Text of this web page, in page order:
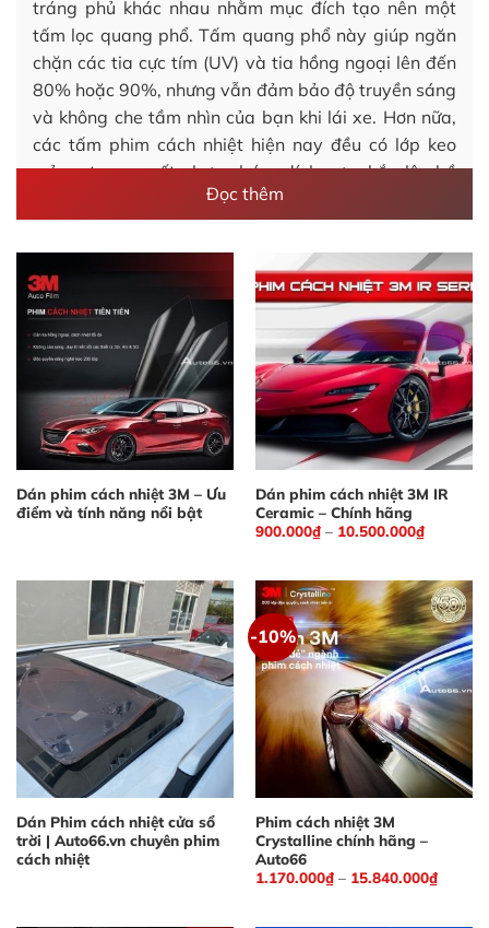
tráng phủ khác nhau nhằm mục đích tạo nên một
tấm lọc quang phổ. Tấm quang phổ này giúp ngăn
chặn các tia cực tím (UV) và tia hồng ngoại lên đến
80% hoặc 90%, nhưng vẫn đảm bảo độ truyền sáng
và không che tầm nhìn của bạn khi lái xe. Hơn nữa,
các tấm phim cách nhiệt hiện nay đều có lớp keo
mỏng, trong suốt nhưng bám dính cực chắc lên bề
Bạn có thể dán phim cách nhiệt lên các vị trí như
kính lái, kinh hậu, kính sườn trước và sau. Trên thị
trường hiện nay có 4 loại công nghệ tráng phim cách
nhiệt thường được sử dụng phổ biến nhất, bao gồm
Nano Ceramic (Nano men gốm), Sputted Film (Phún
xạ kim loại), Metalized Coating Film (Tráng phủ kim
loại) và Dyed Film (Nhuộm màu).
Phim cách nhiệt ô tô được cấu thành từ các lớp tráng phủ
khác nhau nhằm mục đích tạo nên một tấm lọc quang
phổ
Đọc thêm
Dán phim cách nhiệt 3M – Ưu
điểm và tính năng nổi bật
Dán phim cách nhiệt 3M IR
Ceramic – Chính hãng
900.000₫– 10.500.000₫
Dán Phim cách nhiệt cửa sổ
trời | Auto66.vn chuyên phim
cách nhiệt
-10%
Phim cách nhiệt 3M
Crystalline chính hãng –
Auto66
1.170.000₫– 15.840.000₫